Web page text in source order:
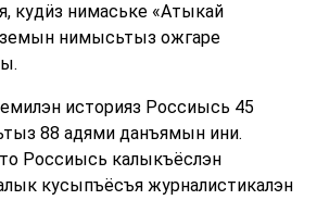
кудӥз нимаське «Атыкай
нимысьтыз ожгаре
историяз Россиысь 45
88 адями данъямын ини.
Россиысь калыкъёслэн
кусыпъёсъя журналистикалэн